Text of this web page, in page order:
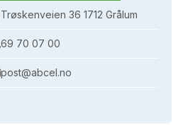
Trøskenveien 36 1712 Grålum
69 70 07 00
post@abcel.no